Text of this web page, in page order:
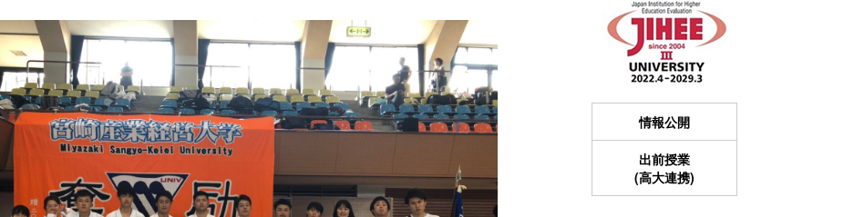
情報公開
出前授業
(高大連携)